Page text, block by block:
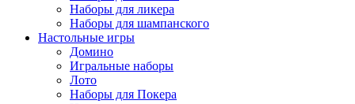
Наборы для ликера
Наборы для шампанского
Настольные игры
Домино
Игральные наборы
Лото
Наборы для Покера